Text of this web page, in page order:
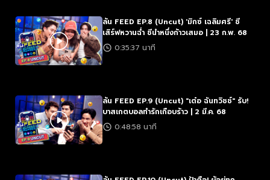
ล้น FEED EP.8 (Uncut) 'มิกซ์ เฉลิมศรี' ชี
เสิร์ฟหวานฉ่ำ ชีนำหนึ่งก้าวเสมอ | 23 ก.พ. 68
0:35:37 นาที
ล้น FEED EP.9 (Uncut) "เต๋อ ฉันทวิชช์" รับ!
บาสเกตบอลทำรักเกือบร้าว | 2 มี.ค. 68
0:48:58 นาที